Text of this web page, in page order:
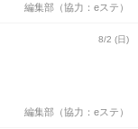
編集部（協力：eステ）
8/2 (日)
編集部（協力：eステ）